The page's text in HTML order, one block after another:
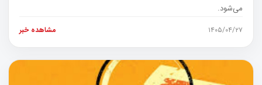
می‌شود.
۱۴۰۵/۰۴/۲۷ مشاهده خبر